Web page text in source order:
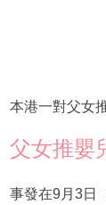
本港一對父女
父女推嬰
事發在9月3日